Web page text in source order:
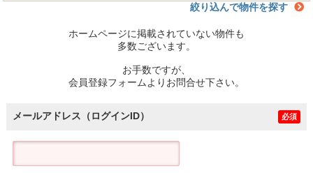
絞り込んで物件を探す
ホームページに掲載されていない物件も
多数ございます。
お手数ですが、
会員登録フォームよりお問合せ下さい。
メールアドレス（ログインID） 必須